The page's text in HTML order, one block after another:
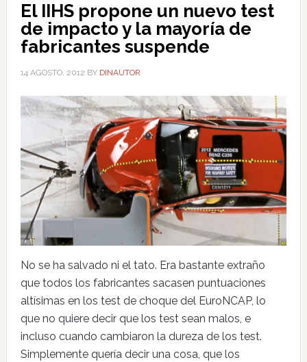
El IIHS propone un nuevo test
de impacto y la mayoría de
fabricantes suspende
14 AGOSTO, 2012 BY DINAUTOR
No se ha salvado ni el tato. Era bastante extraño
que todos los fabricantes sacasen puntuaciones
altísimas en los test de choque del EuroNCAP, lo
que no quiere decir que los test sean malos, e
incluso cuando cambiaron la dureza de los test.
Simplemente quería decir una cosa, que los